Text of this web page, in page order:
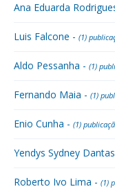
Ana Eduarda
Luis Falcone - (1)
Aldo Pessanha - (1)
Fernando Maia - (1)
Enio Cunha - (1)
Yendys Sydney
Roberto Ivo Lima - (1)